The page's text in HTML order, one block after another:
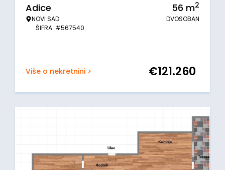
Adice
NOVI SAD
ŠIFRA: #567540
56 m2
DVOSOBAN
Više o nekretnini > €121.260